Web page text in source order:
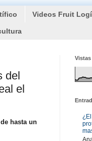
Videos Fruit
del
el
hasta un